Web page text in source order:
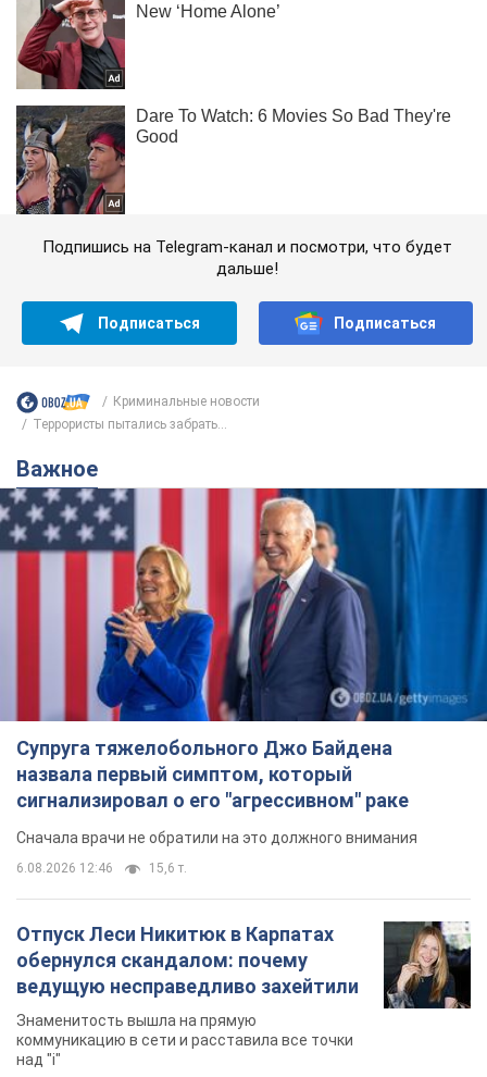
Подпишись на Telegram-канал и посмотри, что будет
дальше!
Подписаться Подписаться
Криминальные новости
Террористы пытались забрать...
Важное
Супруга тяжелобольного Джо Байдена
назвала первый симптом, который
сигнализировал о его "агрессивном" раке
Сначала врачи не обратили на это должного внимания
6.08.2026 12:46 15,6 т.
Отпуск Леси Никитюк в Карпатах
обернулся скандалом: почему
ведущую несправедливо захейтили
Знаменитость вышла на прямую
коммуникацию в сети и расставила все точки
над "i"